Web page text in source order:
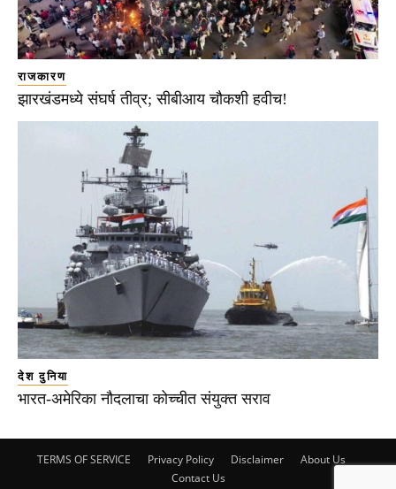
राजकारण
झारखंडमध्ये संघर्ष तीव्र; सीबीआय चौकशी हवीच!
देश दुनिया
भारत-अमेरिका नौदलाचा कोच्चीत संयुक्त सराव
TERMS OF SERVICE Privacy Policy Disclaimer
About Us
Contact Us